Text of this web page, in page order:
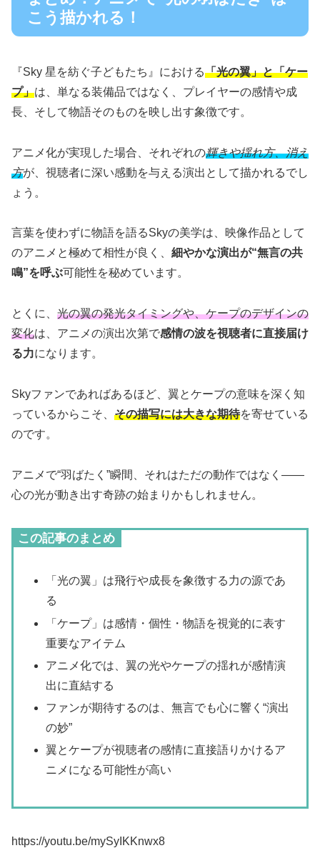
こう描かれる！
『Sky 星を紡ぐ子どもたち』における「光の翼」と「ケー
プ」は、単なる装備品ではなく、プレイヤーの感情や成
長、そして物語そのものを映し出す象徴です。
アニメ化が実現した場合、それぞれの輝きや揺れ方、消え
方が、視聴者に深い感動を与える演出として描かれるでし
ょう。
言葉を使わずに物語を語るSkyの美学は、映像作品として
のアニメと極めて相性が良く、 細やかな演出が“無言の共
鳴”を呼ぶ可能性を秘めています。
とくに、 光の翼の発光タイミングや、ケープのデザインの
変化は、アニメの演出次第で感情の波を視聴者に直接届け
る力になります。
Skyファンであればあるほど、翼とケープの意味を深く知
っているからこそ、 その描写には大きな期待を寄せている
のです。
アニメで“羽ばたく”瞬間、それはただの動作ではなく――
心の光が動き出す奇跡の始まりかもしれません。
この記事のまとめ
「光の翼」は飛行や成長を象徴する力の源であ
る
「ケープ」は感情・個性・物語を視覚的に表す
重要なアイテム
アニメ化では、翼の光やケープの揺れが感情演
出に直結する
ファンが期待するのは、無言でも心に響く“演出
の妙”
翼とケープが視聴者の感情に直接語りかけるア
ニメになる可能性が高い
https://youtu.be/mySyIKKnwx8